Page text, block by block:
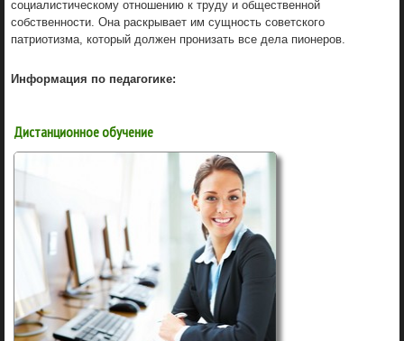
социалистическому отношению к труду и общественной
собственности. Она раскрывает им сущность советского
патриотизма, который должен пронизать все дела пионеров.
Информация по педагогике:
Дистанционное обучение